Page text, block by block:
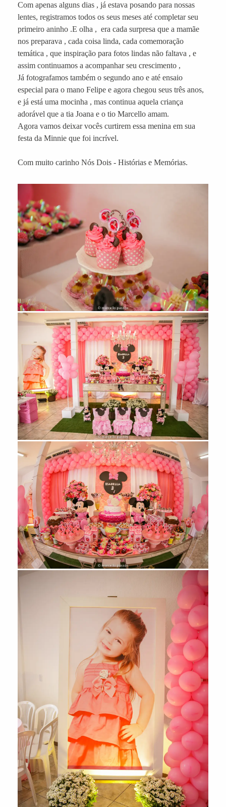
Com apenas alguns dias , já estava posando para nossas
lentes, registramos todos os seus meses até completar seu
primeiro aninho .E olha , era cada surpresa que a mamãe
nos preparava , cada coisa linda, cada comemoração
temática , que inspiração para fotos lindas não faltava , e
assim continuamos a acompanhar seu crescimento ,
Já fotografamos também o segundo ano e até ensaio
especial para o mano Felipe e agora chegou seus três anos,
e já está uma mocinha , mas continua aquela criança
adorável que a tia Joana e o tio Marcello amam.
Agora vamos deixar vocês curtirem essa menina em sua
festa da Minnie que foi incrível.
Com muito carinho Nós Dois - Histórias e Memórias.